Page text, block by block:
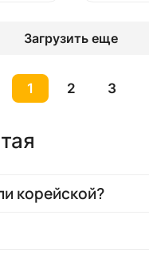
Загрузить еще
1 2 3
корейской?